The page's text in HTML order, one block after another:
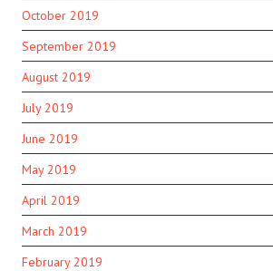
October 2019
September 2019
August 2019
July 2019
June 2019
May 2019
April 2019
March 2019
February 2019